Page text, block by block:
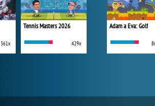
361x
Tennis Masters 2026
429x
Adam a Eva: Golf